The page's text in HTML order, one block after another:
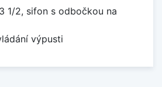
1/2, sifon s odbočkou na
výpusti